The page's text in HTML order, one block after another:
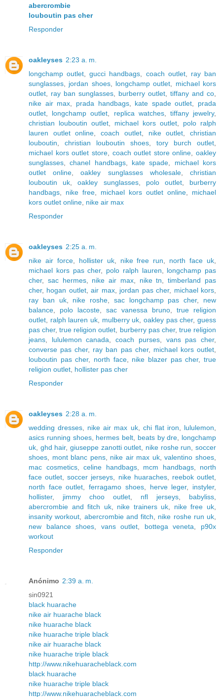
abercrombie
louboutin pas cher
Responder
oakleyses 2:23 a. m.
longchamp outlet ,gucci handbags coach outlet, ray ban
sunglasses
jordan shoes, longchamp outlet
michael kors
outlet
ray ban sunglasses burberry outlet tiffany and co
nike air max
prada handbags, kate spade outlet
prada
outlet
longchamp outlet replica watches, tiffany jewelry,
christian louboutin outlet
michael kors outlet
polo ralph
lauren outlet online ,coach outlet, nike outlet ,christian
louboutin
christian louboutin shoes tory burch outlet
michael kors outlet store, coach outlet store online
oakley
sunglasses ,chanel handbags, kate spade
michael kors
outlet online ,oakley sunglasses wholesale,christian
louboutin uk ,oakley sunglasses, polo outlet, burberry
handbags
nike free michael kors outlet online
michael
kors outlet online nike air max
Responder
oakleyses 2:25 a. m.
nike air force, hollister uk, nike free run north face uk
michael kors pas cher, polo ralph lauren
longchamp pas
cher, sac hermes, nike air max, nike tn ,timberland pas
cher, hogan outlet,air max, jordan pas cher, michael kors
ray ban uk, nike roshe sac longchamp pas cher, new
balance
polo lacoste sac vanessa bruno
true religion
outlet
ralph lauren uk mulberry uk ,oakley pas cher,guess
pas cher,true religion outlet burberry pas cher, true religion
jeans
lululemon canada ,coach purses, vans pas cher,
converse pas cher, ray ban pas cher, michael kors outlet
louboutin pas cher, north face, nike blazer pas cher,true
religion outlet hollister pas cher
Responder
oakleyses 2:28 a. m.
wedding dresses
nike air max uk, chi flat iron lululemon
asics running shoes, hermes belt beats by dre
longchamp
uk ghd hair,giuseppe zanotti outlet nike roshe run ,soccer
shoes
mont blanc pens, nike air max uk,valentino shoes
mac cosmetics, celine handbags, mcm handbags, north
face outlet ,soccer jerseys nike huaraches, reebok outlet
north face outlet ,ferragamo shoes, herve leger, instyler,
hollister, jimmy choo outlet nfl jerseys babyliss
abercrombie and fitch uk, nike trainers uk nike free uk
insanity workout
abercrombie and fitch nike roshe run uk
new balance shoes
vans outlet bottega veneta
p90x
workout
Responder
Anónimo 2:39 a. m.
sin0921
black huarache
nike air huarache black
nike huarache black
nike huarache triple black
nike air huarache black
nike huarache triple black
http://www.nikehuaracheblack.com
black huarache
nike huarache triple black
http://www.nikehuaracheblack.com